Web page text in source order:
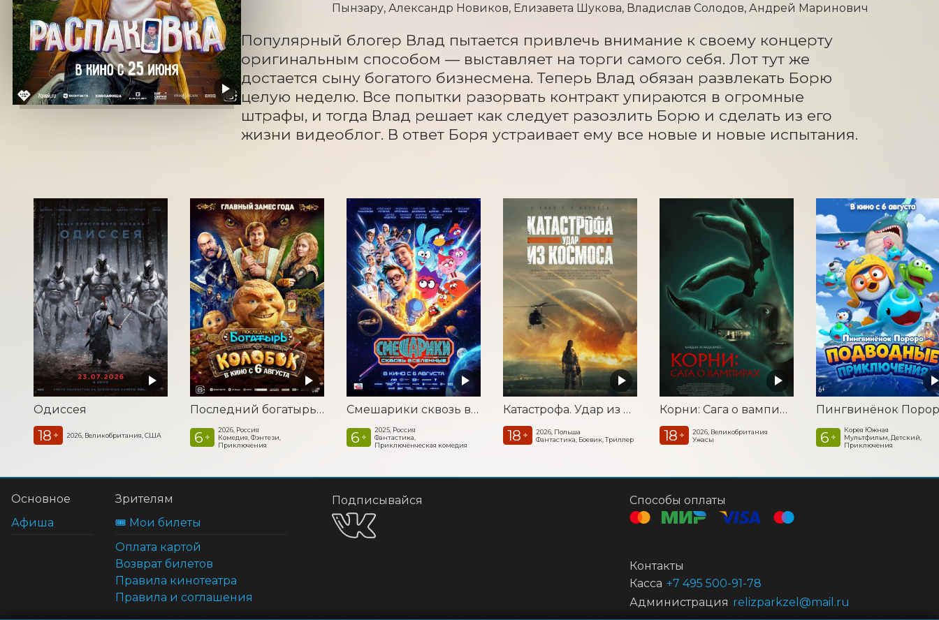
Пынзару, Александр Новиков, Елизавета Шукова, Владислав Солодов, Андрей Маринович
Популярный блогер Влад пытается привлечь внимание к своему концерту
оригинальным способом — выставляет на торги самого себя. Лот тут же
достается сыну богатого бизнесмена. Теперь Влад обязан развлекать Борю
целую неделю. Все попытки разорвать контракт упираются в огромные
штрафы, и тогда Влад решает как следует разозлить Борю и сделать из его
жизни видеоблог. В ответ Боря устраивает ему все новые и новые испытания.
Одиссея
18 + 2026, Великобритания, США
Последний богатырь. Колобок
6 +
2026, Россия
Комедия, Фэнтези,
Приключения
Смешарики сквозь вселенные
6 +
2025, Россия
Фантастика,
Приключенческая комедия
Катастрофа. Удар из космоса
18 +
2026, Польша
Фантастика, Боевик, Триллер
Корни: Сага о вампирах
18 +
2026, Великобритания
Ужасы
6 +
Корея Южная
Мультфильм, Детский,
Приключения
Основное
Афиша
Зрителям
🎟️ Мои билеты
Оплата картой
Возврат билетов
Правила кинотеатра
Правила и соглашения
Подписывайся Способы оплаты
Контакты
Касса +7 495 500-91-78
Администрация relizparkzel@mail.ru